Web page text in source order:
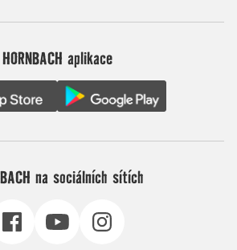
HORNBACH aplikace
na sociálních sítích